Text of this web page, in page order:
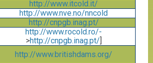
http://www.itcold.it/
http://www.nve.no/nncold
http://cnpgb.inag.pt/
http://www.rocold.ro/-
>http://cnpgb.inag.pt/
http://www.britishdams.org/